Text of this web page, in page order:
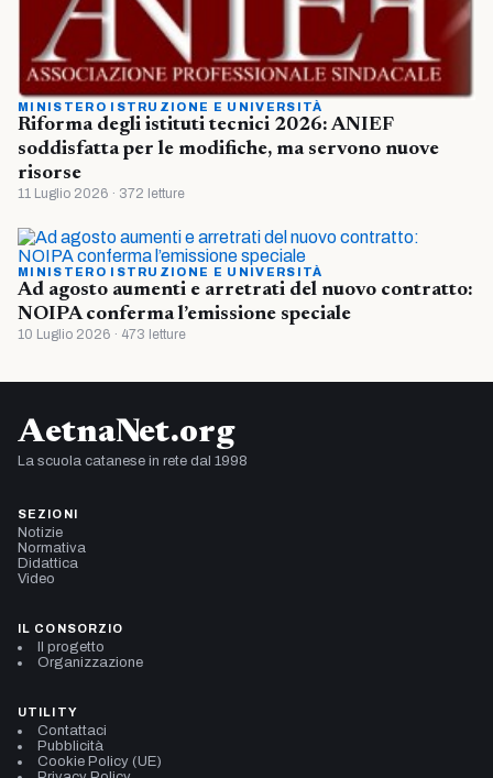
MINISTERO ISTRUZIONE E UNIVERSITÀ
Riforma degli istituti tecnici 2026: ANIEF
soddisfatta per le modifiche, ma servono nuove
risorse
11 Luglio 2026 · 372 letture
MINISTERO ISTRUZIONE E UNIVERSITÀ
Ad agosto aumenti e arretrati del nuovo contratto:
NOIPA conferma l’emissione speciale
10 Luglio 2026 · 473 letture
AetnaNet.org
La scuola catanese in rete dal 1998
SEZIONI
Notizie
Normativa
Didattica
Video
IL CONSORZIO
Il progetto
Organizzazione
UTILITY
Contattaci
Pubblicità
Cookie Policy (UE)